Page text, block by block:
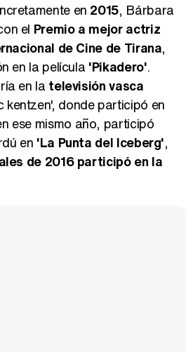
en 2015, Bárbara
el Premio a mejor actriz
de Cine de Tirana,
en la película 'Pikadero'.
en la televisión vasca
kentzen', donde participó en
ese mismo año, participó
en 'La Punta del Iceberg',
de 2016 participó en la